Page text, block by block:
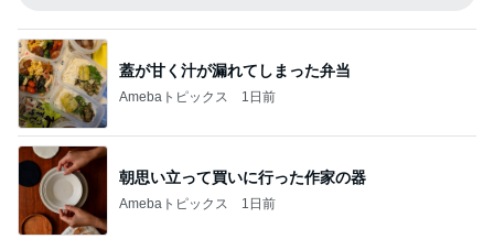
蓋が甘く汁が漏れてしまった弁当
Amebaトピックス 1日前
朝思い立って買いに行った作家の器
Amebaトピックス 1日前